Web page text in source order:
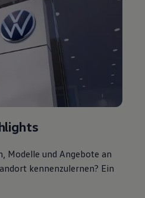
Modelle und Angebote an
kennenzulernen? Ein